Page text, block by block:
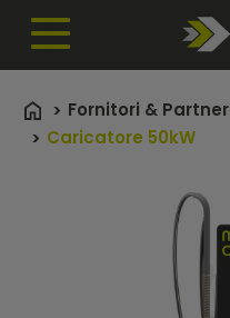
Fornitori & Partner
Caricatore 50kW